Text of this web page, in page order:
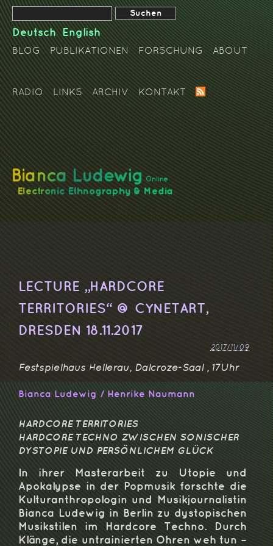
Deutsch English
BLOG PUBLIKATIONEN FORSCHUNG ABOUT
RADIO LINKS ARCHIV KONTAKT
LECTURE „HARDCORE
TERRITORIES“ @ CYNETART,
DRESDEN 18.11.2017
2017/11/09
Festspielhaus Hellerau, Dalcroze-Saal , 17Uhr
Bianca Ludewig / Henrike Naumann
HARDCORE TERRITORIES
HARDCORE TECHNO ZWISCHEN SONISCHER
DYSTOPIE UND PERSÖNLICHEM GLÜCK
In ihrer Masterarbeit zu Utopie und
Apokalypse in der Popmusik forschte die
Kulturanthropologin und Musikjournalistin
Bianca Ludewig in Berlin zu dystopischen
Musikstilen im Hardcore Techno. Durch
Klänge, die untrainierten Ohren weh tun –